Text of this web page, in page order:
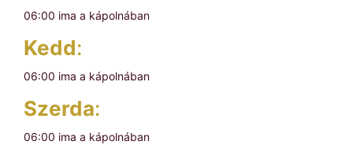
06:00 ima a kápolnában
Kedd:
06:00 ima a kápolnában
Szerda:
06:00 ima a kápolnában